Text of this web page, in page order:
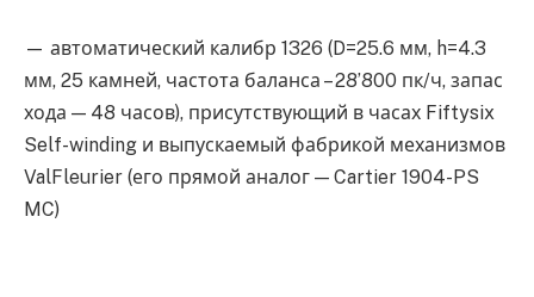
— автоматический калибр 1326 (D=25.6 мм, h=4.3
мм, 25 камней, частота баланса – 28’800 пк/ч, запас
хода — 48 часов), присутствующий в часах Fiftysix
Self-winding и выпускаемый фабрикой механизмов
ValFleurier (его прямой аналог — Cartier 1904-PS
MC)